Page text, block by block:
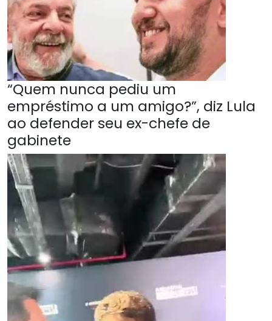
“Quem nunca pediu um
empréstimo a um amigo?”, diz Lula
ao defender seu ex-chefe de
gabinete